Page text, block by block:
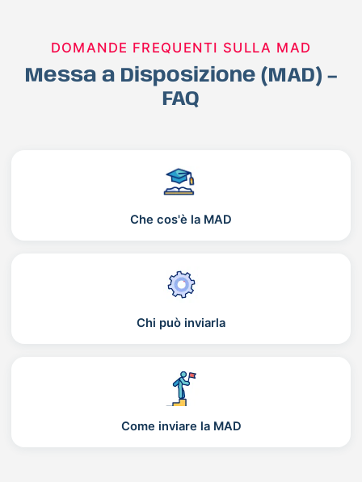
DOMANDE FREQUENTI SULLA MAD
Messa a Disposizione (MAD) –
FAQ
Che cos'è la MAD
Chi può inviarla
Come inviare la MAD